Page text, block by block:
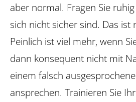
aber normal. Fragen Sie
sich nicht sicher sind. Das ist
Peinlich ist viel mehr, wenn
dann konsequent nicht mit
einem falsch
ansprechen. Trainieren Sie